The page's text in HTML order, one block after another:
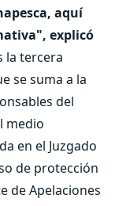
aquí
explicó
la tercera
se suma a la
del
medio
en el Juzgado
de protección
de Apelaciones